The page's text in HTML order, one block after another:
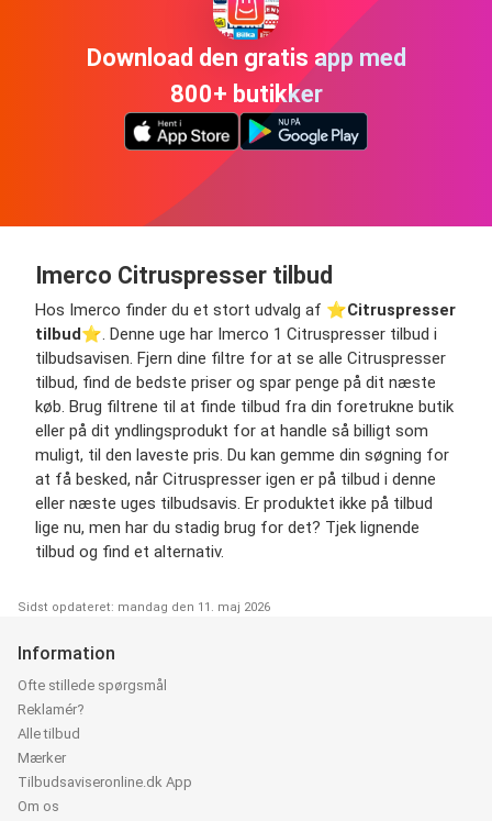
Download den gratis app med
800+ butikker
Imerco Citruspresser tilbud
Hos Imerco finder du et stort udvalg af ⭐️Citruspresser
tilbud⭐️. Denne uge har Imerco 1 Citruspresser tilbud i
tilbudsavisen. Fjern dine filtre for at se alle Citruspresser
tilbud, find de bedste priser og spar penge på dit næste
køb. Brug filtrene til at finde tilbud fra din foretrukne butik
eller på dit yndlingsprodukt for at handle så billigt som
muligt, til den laveste pris. Du kan gemme din søgning for
at få besked, når Citruspresser igen er på tilbud i denne
eller næste uges tilbudsavis. Er produktet ikke på tilbud
lige nu, men har du stadig brug for det? Tjek lignende
tilbud og find et alternativ.
Sidst opdateret: mandag den 11. maj 2026
Information
Ofte stillede spørgsmål
Reklamér?
Alle tilbud
Mærker
Tilbudsaviseronline.dk App
Om os